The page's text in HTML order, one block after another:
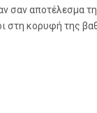
σαν αποτέλεσμα
στη κορυφή της